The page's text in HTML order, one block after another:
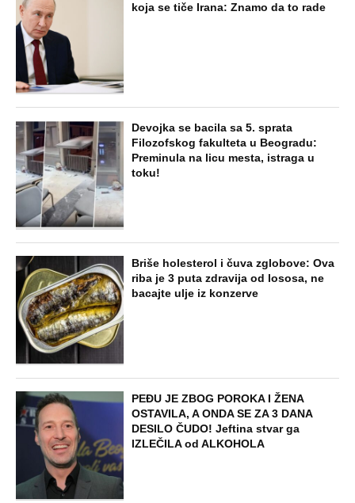
koja se tiče Irana: Znamo da to rade
Devojka se bacila sa 5. sprata
Filozofskog fakulteta u Beogradu:
Preminula na licu mesta, istraga u
toku!
Briše holesterol i čuva zglobove: Ova
riba je 3 puta zdravija od lososa, ne
bacajte ulje iz konzerve
PEĐU JE ZBOG POROKA I ŽENA
OSTAVILA, A ONDA SE ZA 3 DANA
DESILO ČUDO! Jeftina stvar ga
IZLEČILA od ALKOHOLA